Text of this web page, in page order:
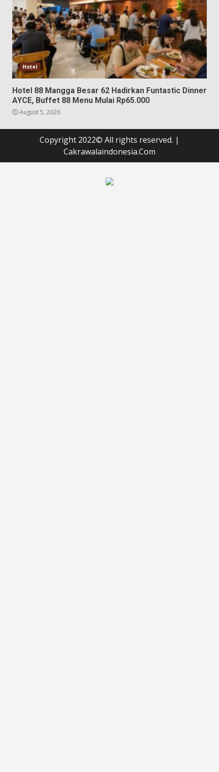
Hotel
Hotel 88 Mangga Besar 62 Hadirkan Funtastic Dinner
AYCE, Buffet 88 Menu Mulai Rp65.000
August 5, 2026
Copyright 2022© All rights reserved. |
Cakrawalaindonesia.Com